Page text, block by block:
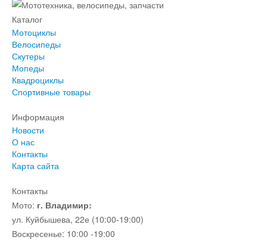
Каталог
Мотоциклы
Велосипеды
Скутеры
Мопеды
Квадроциклы
Спортивные товары
Информация
Новости
О нас
Контакты
Карта сайта
Контакты
Мото: г. Владимир:
ул. Куйбышева, 22е (10:00-19:00)
Воскресенье: 10:00 -19:00